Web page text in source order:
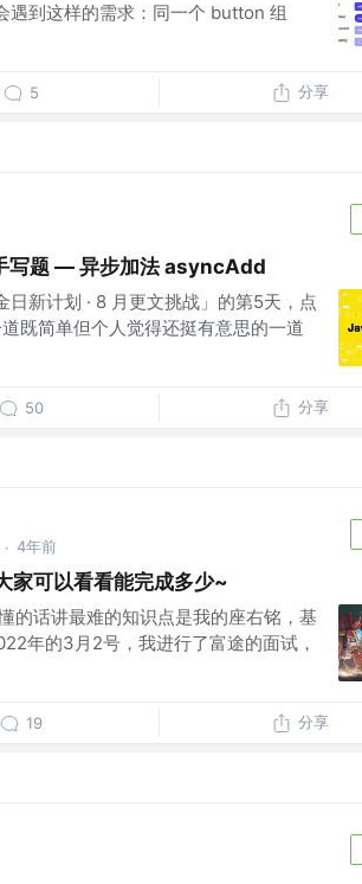
遇到这样的需求：同一个 button 组
5 分享
写题 — 异步加法 asyncAdd
新计划 · 8 月更文挑战」的第5天，点
既简单但个人觉得还挺有意思的一道
50 分享
· 4年前
家可以看看能完成多少~
的话讲最难的知识点是我的座右铭，基
年的3月2号，我进行了富途的面试，
19 分享